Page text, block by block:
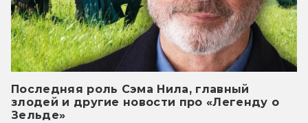
Последняя роль Сэма Нила, главный
злодей и другие новости про «Легенду о
Зельде»